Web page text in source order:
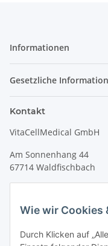
Wie wir Cookies
Durch Klicken auf
Informationen
Gesetzliche
Kontakt
VitaCellMedical GmbH
Am Sonnenhang 44
67714 Waldfischbach